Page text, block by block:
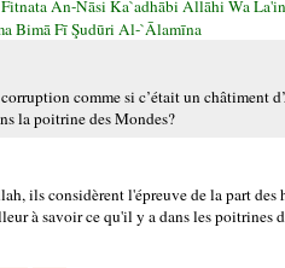
An-Nāsi Ka`adhābi Allāhi Wa
Bimā Fī Şudūri Al-`Ālamīna
comme si c’était un châtiment
la poitrine des Mondes?
ils considèrent l'épreuve de la part
à savoir ce qu'il y a dans les poitrines